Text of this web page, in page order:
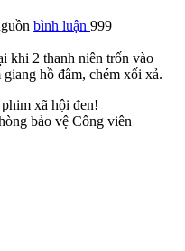
bình luận 999
khi 2 thanh niên trốn vào
hồ đâm, chém xối xả.
bảo vệ Công viên